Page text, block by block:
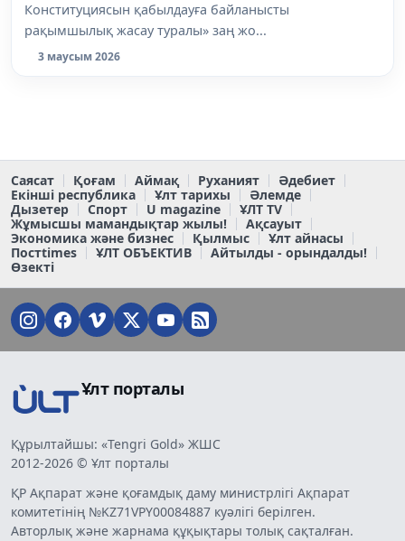
Конституциясын қабылдауға байланысты
рақымшылық жасау туралы» заң жо...
3 маусым 2026
Саясат Қоғам Аймақ Руханият
Әдебиет
Екінші республика
Ұлт тарихы
Әлемде
Дызетер
Спорт U magazine
ҰЛТ TV
Жұмысшы мамандықтар жылы!
Ақсауыт
Экономика және бизнес
Қылмыс
Ұлт айнасы
Постtimes
ҰЛТ ОБЪЕКТИВ
Айтылды - орындалды!
Өзекті
Ұлт порталы
Құрылтайшы: «Tengri Gold» ЖШС
2012-2026 © Ұлт порталы
ҚР Ақпарат және қоғамдық даму министрлігі Ақпарат
комитетінің №KZ71VPY00084887 куәлігі берілген.
Авторлық және жарнама құқықтары толық сақталған.